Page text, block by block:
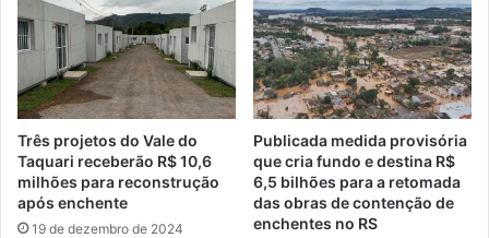
Três projetos do Vale do
Taquari receberão R$ 10,6
milhões para reconstrução
após enchente
19 de dezembro de 2024
Publicada medida provisória
que cria fundo e destina R$
6,5 bilhões para a retomada
das obras de contenção de
enchentes no RS